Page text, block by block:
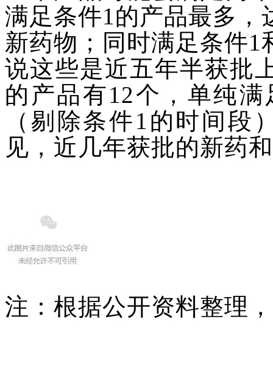
满足条件1的产品最多，
新药物；同时满足条件1
说这些是近五年半获批
的产品有12个，单纯
（剔除条件1的时间段
见，近几年获批的新药
注：根据公开资料整理